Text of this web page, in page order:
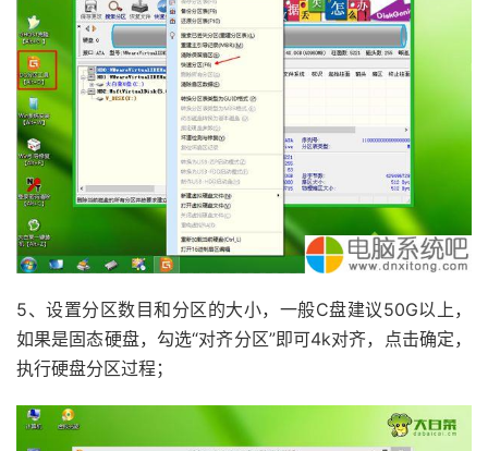
5、设置分区数目和分区的大小，一般C盘建议50G以上，
如果是固态硬盘，勾选“对齐分区”即可4k对齐，点击确定，
执行硬盘分区过程；